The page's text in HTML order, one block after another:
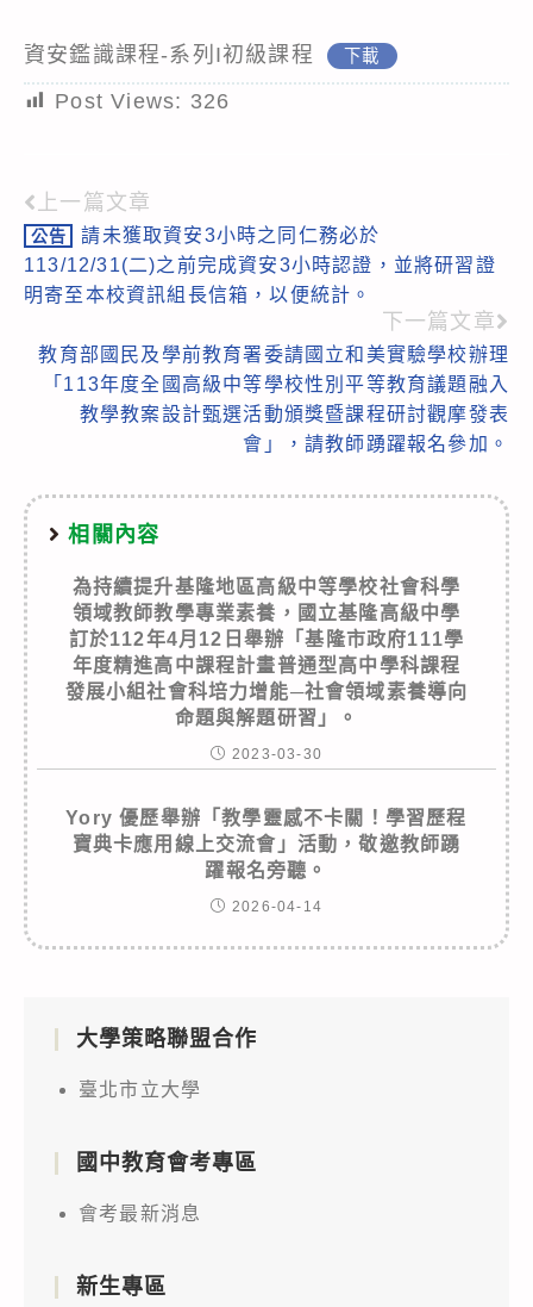
資安鑑識課程-系列I初級課程 下載
Post Views: 326
Read
more
articles
上一篇文章
公告
請未獲取資安3小時之同仁務必於
113/12/31(二)之前完成資安3小時認證，並將研習證
明寄至本校資訊組長信箱，以便統計。
下一篇文章
教育部國民及學前教育署委請國立和美實驗學校辦理
「113年度全國高級中等學校性別平等教育議題融入
教學教案設計甄選活動頒獎暨課程研討觀摩發表
會」，請教師踴躍報名參加。
相關內容
為持續提升基隆地區高級中等學校社會科學
領域教師教學專業素養，國立基隆高級中學
訂於112年4月12日舉辦「基隆市政府111學
年度精進高中課程計畫普通型高中學科課程
發展小組社會科培力增能─社會領域素養導向
命題與解題研習」。
2023-03-30
Yory 優歷舉辦「教學靈感不卡關！學習歷程
寶典卡應用線上交流會」活動，敬邀教師踴
躍報名旁聽。
2026-04-14
大學策略聯盟合作
臺北市立大學
國中教育會考專區
會考最新消息
新生專區